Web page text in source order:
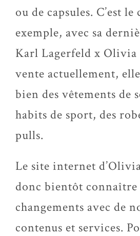
ou de capsules. C’est le
exemple, avec sa
Karl Lagerfeld x Olivia
vente actuellement,
bien des vêtements de
habits de sport, des
pulls.
Le site internet
donc bientôt connaître
changements avec de
contenus et services.